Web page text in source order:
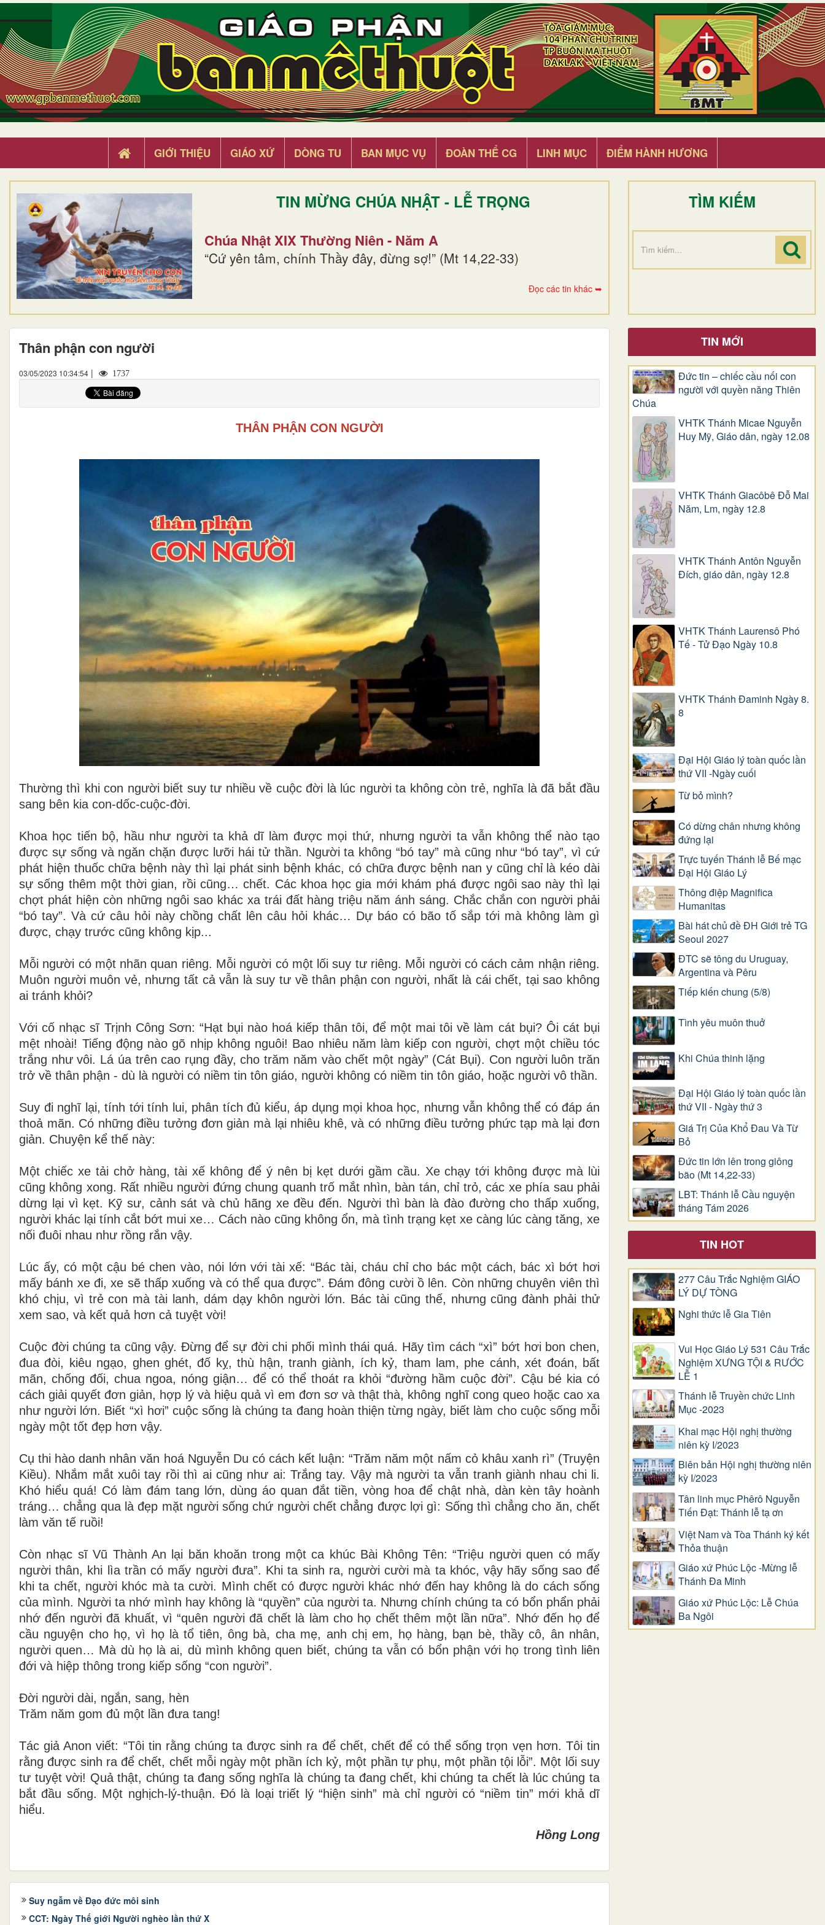
GIỚI THIỆU GIÁO XỨ DÒNG TU BAN MỤC VỤ ĐOÀN THỂ CG LINH MỤC ĐIỂM HÀNH HƯƠNG
TIN MỪNG CHÚA NHẬT - LỄ TRỌNG
Chúa Nhật XIX Thường Niên - Năm A
“Cứ yên tâm, chính Thầy đây, đừng sợ!” (Mt 14,22-33)
Đọc các tin khác ➥
TÌM KIẾM
Thân phận con người
03/05/2023 10:34:54 | 1737
THÂN PHẬN CON NGƯỜI
Thường thì khi con người biết suy tư nhiều về cuộc đời là lúc người ta không còn trẻ, nghĩa là đã bắt đầu
sang bên kia con-dốc-cuộc-đời.
Khoa học tiến bộ, hầu như người ta khả dĩ làm được mọi thứ, nhưng người ta vẫn không thể nào tạo
được sự sống và ngăn chặn được lưỡi hái tử thần. Người ta không “bó tay” mà cũng như “bó tay”, vì cứ
phát hiện thuốc chữa bệnh này thì lại phát sinh bệnh khác, có chữa được bệnh nan y cũng chỉ là kéo dài
sự sống thêm một thời gian, rồi cũng… chết. Các khoa học gia mới khám phá được ngôi sao này thì lại
chợt phát hiện còn những ngôi sao khác xa trái đất hàng triệu năm ánh sáng. Chắc chắn con người phải
“bó tay”. Và cứ câu hỏi này chồng chất lên câu hỏi khác… Dự báo có bão tố sắp tới mà không làm gì
được, chạy trước cũng không kịp...
Mỗi người có một nhãn quan riêng. Mỗi người có một lối suy tư riêng. Mỗi người có cách cảm nhận riêng.
Muôn người muôn vẻ, nhưng tất cả vẫn là suy tư về thân phận con người, nhất là cái chết, tại sao không
ai tránh khỏi?
Với cố nhạc sĩ Trịnh Công Sơn: “Hạt bụi nào hoá kiếp thân tôi, để một mai tôi về làm cát bụi? Ôi cát bụi
mệt nhoài! Tiếng động nào gõ nhịp không nguôi! Bao nhiêu năm làm kiếp con người, chợt một chiều tóc
trắng như vôi. Lá úa trên cao rụng đầy, cho trăm năm vào chết một ngày” (Cát Bụi). Con người luôn trăn
trở về thân phận - dù là người có niềm tin tôn giáo, người không có niềm tin tôn giáo, hoặc người vô thần.
Suy đi nghĩ lại, tính tới tính lui, phân tích đủ kiểu, áp dụng mọi khoa học, nhưng vẫn không thể có đáp án
thoả mãn. Có những điều tưởng đơn giản mà lại nhiêu khê, và có những điều tưởng phức tạp mà lại đơn
giản. Chuyện kể thế này:
Một chiếc xe tải chở hàng, tài xế không để ý nên bị kẹt dưới gầm cầu. Xe chạy tới không được mà lùi
cũng không xong. Rất nhiều người đứng chung quanh trố mắt nhìn, bàn tán, chỉ trỏ, các xe phía sau phải
dừng lại vì kẹt. Kỹ sư, cảnh sát và chủ hãng xe đều đến. Người thì bàn là đào đường cho thấp xuống,
người khác lại tính cắt bớt mui xe… Cách nào cũng không ổn, mà tình trạng kẹt xe càng lúc càng tăng, xe
nối đuôi nhau như rồng rắn vậy.
Lúc ấy, có một cậu bé chen vào, nói lớn với tài xế: “Bác tài, cháu chỉ cho bác một cách, bác xì bớt hơi
mấy bánh xe đi, xe sẽ thấp xuống và có thể qua được”. Ðám đông cười ồ lên. Còn những chuyên viên thì
khó chịu, vì trẻ con mà tài lanh, dám dạy khôn người lớn. Bác tài cũng thế, nhưng cũng đành phải thử
xem sao, và kết quả hơn cả tuyệt vời!
Cuộc đời chúng ta cũng vậy. Đừng để sự đời chi phối mình thái quá. Hãy tìm cách “xì” bớt hơi bon chen,
đua đòi, kiêu ngạo, ghen ghét, đố kỵ, thù hận, tranh giành, ích kỷ, tham lam, phe cánh, xét đoán, bất
mãn, chống đối, chua ngoa, nóng giận… để có thể thoát ra khỏi “đường hầm cuộc đời”. Cậu bé kia có
cách giải quyết đơn giản, hợp lý và hiệu quả vì em đơn sơ và thật thà, không nghĩ cong queo hoặc cao xa
như người lớn. Biết “xì hơi” cuộc sống là chúng ta đang hoàn thiện từng ngày, biết làm cho cuộc sống mỗi
ngày một tốt đẹp hơn vậy.
Cụ thi hào danh nhân văn hoá Nguyễn Du có cách kết luận: “Trăm năm một nấm cỏ khâu xanh rì” (Truyện
Kiều). Nhắm mắt xuôi tay rồi thì ai cũng như ai: Trắng tay. Vậy mà người ta vẫn tranh giành nhau chi li.
Khó hiểu quá! Có làm đám tang lớn, dùng áo quan đắt tiền, vòng hoa để chật nhà, dàn kèn tây hoành
tráng… chẳng qua là đẹp mặt người sống chứ người chết chẳng được lợi gì: Sống thì chẳng cho ăn, chết
làm văn tế ruồi!
Còn nhạc sĩ Vũ Thành An lại băn khoăn trong một ca khúc Bài Không Tên: “Triệu người quen có mấy
người thân, khi lìa trần có mấy người đưa”. Khi ta sinh ra, người cười mà ta khóc, vậy hãy sống sao để
khi ta chết, người khóc mà ta cười. Mình chết có được người khác nhớ đến hay không là do cách sống
của mình. Người ta nhớ mình hay không là “quyền” của người ta. Nhưng chính chúng ta có bổn phẩn phải
nhớ đến người đã khuất, vì “quên người đã chết là làm cho họ chết thêm một lần nữa”. Nhớ đến họ để
cầu nguyện cho họ, vì họ là tổ tiên, ông bà, cha mẹ, anh chị em, họ hàng, bạn bè, thầy cô, ân nhân,
người quen… Mà dù họ là ai, dù mình không quen biết, chúng ta vẫn có bổn phận với họ trong tình liên
đới và hiệp thông trong kiếp sống “con người”.
Đời người dài, ngắn, sang, hèn
Trăm năm gom đủ một lần đưa tang!
Tác giả Anon viết: “Tôi tin rằng chúng ta được sinh ra để chết, chết để có thể sống trọn vẹn hơn. Tôi tin
rằng được sinh ra để chết, chết mỗi ngày một phần ích kỷ, một phần tự phụ, một phần tội lỗi”. Một lối suy
tư tuyệt vời! Quả thật, chúng ta đang sống nghĩa là chúng ta đang chết, khi chúng ta chết là lúc chúng ta
bắt đầu sống. Một nghịch-lý-thuận. Đó là loại triết lý “hiện sinh” mà chỉ người có “niềm tin” mới khả dĩ
hiểu.
Hồng Long
Suy ngẫm về Đạo đức môi sinh
CCT: Ngày Thế giới Người nghèo lần thứ X
TIN MỚI
Đức tin – chiếc cầu nối con
người với quyền năng Thiên
Chúa
VHTK Thánh Micae Nguyễn
Huy Mỹ, Giáo dân, ngày 12.08
VHTK Thánh Giacôbê Ðỗ Mai
Năm, Lm, ngày 12.8
VHTK Thánh Antôn Nguyễn
Ðích, giáo dân, ngày 12.8
VHTK Thánh Laurensô Phó
Tế - Tử Đạo Ngày 10.8
VHTK Thánh Đaminh Ngày 8.
8
Đại Hội Giáo lý toàn quốc lần
thứ VII -Ngày cuối
Từ bỏ mình?
Có dừng chân nhưng không
đứng lại
Trực tuyến Thánh lễ Bế mạc
Đại Hội Giáo Lý
Thông điệp Magnifica
Humanitas
Bài hát chủ đề ĐH Giới trẻ TG
Seoul 2027
ĐTC sẽ tông du Uruguay,
Argentina và Pêru
Tiếp kiến chung (5/8)
Tình yêu muôn thuở
Khi Chúa thinh lặng
Đại Hội Giáo lý toàn quốc lần
thứ VII - Ngày thứ 3
Giá Trị Của Khổ Ðau Và Từ
Bỏ
Đức tin lớn lên trong giông
bão (Mt 14,22-33)
LBT: Thánh lễ Cầu nguyện
tháng Tám 2026
TIN HOT
277 Câu Trắc Nghiệm GIÁO
LÝ DỰ TÒNG
Nghi thức lễ Gia Tiên
Vui Học Giáo Lý 531 Câu Trắc
Nghiệm XƯNG TỘI & RƯỚC
LỄ 1
Thánh lễ Truyền chức Linh
Mục -2023
Khai mạc Hội nghị thường
niên kỳ I/2023
Biên bản Hội nghị thường niên
kỳ I/2023
Tân linh mục Phêrô Nguyễn
Tiến Đạt: Thánh lễ tạ ơn
Việt Nam và Tòa Thánh ký kết
Thỏa thuận
Giáo xứ Phúc Lộc -Mừng lễ
Thánh Đa Minh
Giáo xứ Phúc Lộc: Lễ Chúa
Ba Ngôi